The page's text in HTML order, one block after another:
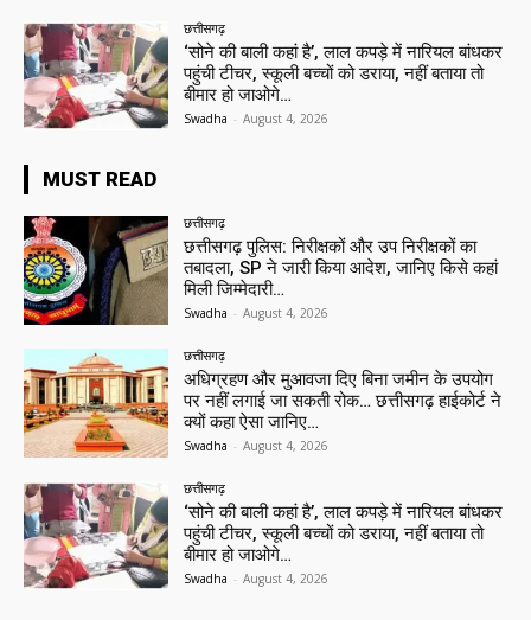
छत्तीसगढ़
‘सोने की बाली कहां है’, लाल कपड़े में नारियल बांधकर
पहुंची टीचर, स्कूली बच्चों को डराया, नहीं बताया तो
बीमार हो जाओगे…
Swadha - August 4, 2026
MUST READ
छत्तीसगढ़
छत्तीसगढ़ पुलिस: निरीक्षकों और उप निरीक्षकों का
तबादला, SP ने जारी किया आदेश, जानिए किसे कहां
मिली जिम्मेदारी…
Swadha - August 4, 2026
छत्तीसगढ़
अधिग्रहण और मुआवजा दिए बिना जमीन के उपयोग
पर नहीं लगाई जा सकती रोक… छत्तीसगढ़ हाईकोर्ट ने
क्यों कहा ऐसा जानिए…
Swadha - August 4, 2026
छत्तीसगढ़
‘सोने की बाली कहां है’, लाल कपड़े में नारियल बांधकर
पहुंची टीचर, स्कूली बच्चों को डराया, नहीं बताया तो
बीमार हो जाओगे…
Swadha - August 4, 2026